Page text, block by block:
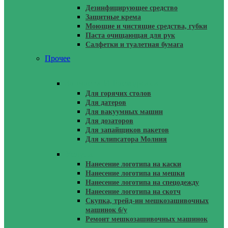
Дезинфицирующее средство
Защитные крема
Моющие и чистящие средства, губки
Паста очищающая для рук
Салфетки и туалетная бумага
Прочее
Для горячих столов
Для датеров
Для вакуумных машин
Для дозаторов
Для запайщиков пакетов
Для клипсатора Молния
Нанесение логотипа на каски
Нанесение логотипа на мешки
Нанесение логотипа на спецодежду
Нанесение логотипа на скотч
Скупка, трейд-ин мешкозашивочных
машинок б/у
Ремонт мешкозашивочных машинок